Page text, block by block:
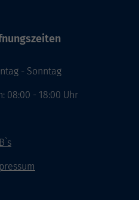
- Sonntag
08:00 - 18:00 Uhr